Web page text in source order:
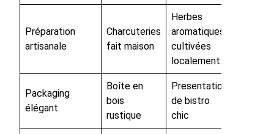
Préparation
artisanale
Charcuteries
fait maison
Herbes
aromatiques
cultivées
localement
Packaging
élégant
Boîte en
bois
rustique
Presentation
de bistro
chic